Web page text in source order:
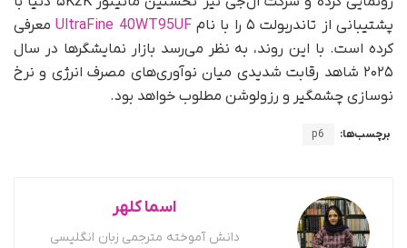
پشتیبانی از تاندربولت ۵ را با نام
UltraFine 40WT95UFمعرفی
کرده است. با این روند، به‌ نظر می‌رسد بازار نمایشگرها در سال
۲۰۲۵ شاهد رقابت شدیدی میان نوآوری‌های مصرف انرژی و نرخ
نوسازی چشمگیر و رزولوشن مطلوب خواهد بود.
برچسب‌ها: p6
اسما کلهر
دانش آموخته مترجمی زبان انگلیسی